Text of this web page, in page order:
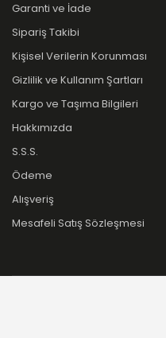
Garanti ve İade
Sipariş Takibi
Kişisel Verilerin Korunması
Gizlilik ve Kullanım Şartları
Kargo ve Taşıma Bilgileri
Hakkımızda
S.S.S.
Ödeme
Alışveriş
Mesafeli Satış Sözleşmesi